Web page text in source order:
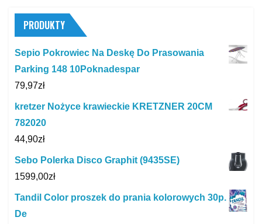
PRODUKTY
Sepio Pokrowiec Na Deskę Do Prasowania
Parking 148 10Poknadespar
79,97zł
kretzer Nożyce krawieckie KRETZNER 20CM
782020
44,90zł
Sebo Polerka Disco Graphit (9435SE)
1599,00zł
Tandil Color proszek do prania kolorowych 30p.
De